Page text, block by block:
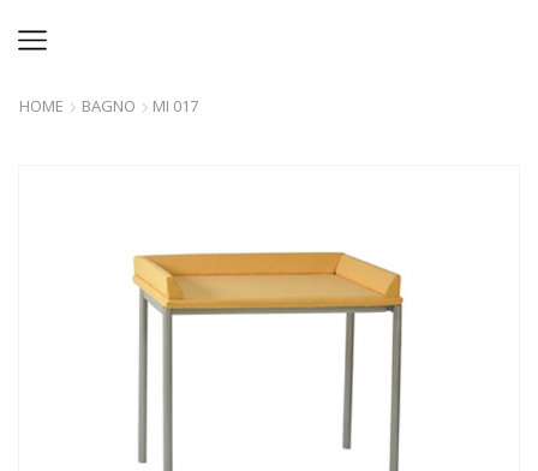
HOME BAGNO MI 017